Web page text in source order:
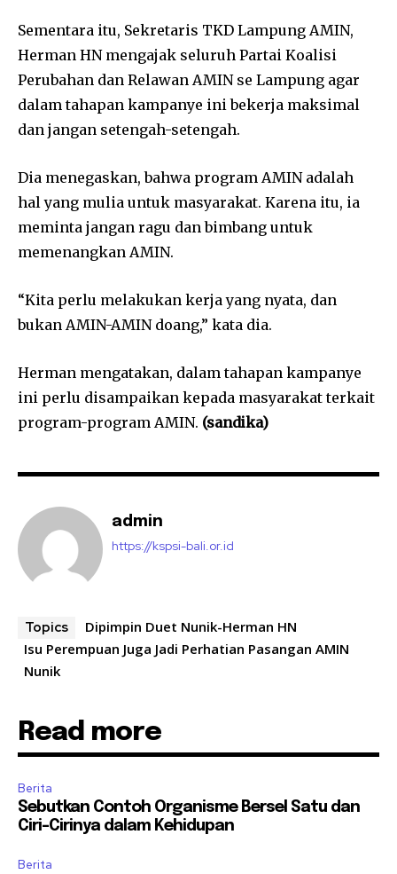
Sementara itu, Sekretaris TKD Lampung AMIN,
Herman HN mengajak seluruh Partai Koalisi
Perubahan dan Relawan AMIN se Lampung agar
dalam tahapan kampanye ini bekerja maksimal
dan jangan setengah-setengah.
Dia menegaskan, bahwa program AMIN adalah
hal yang mulia untuk masyarakat. Karena itu, ia
meminta jangan ragu dan bimbang untuk
memenangkan AMIN.
“Kita perlu melakukan kerja yang nyata, dan
bukan AMIN-AMIN doang,” kata dia.
Herman mengatakan, dalam tahapan kampanye
ini perlu disampaikan kepada masyarakat terkait
program-program AMIN. (sandika)
admin
https://kspsi-bali.or.id
Topics
Dipimpin Duet Nunik-Herman HN
Isu Perempuan Juga Jadi Perhatian Pasangan AMIN
Nunik
Read more
Berita
Sebutkan Contoh Organisme Bersel Satu dan
Ciri-Cirinya dalam Kehidupan
Berita